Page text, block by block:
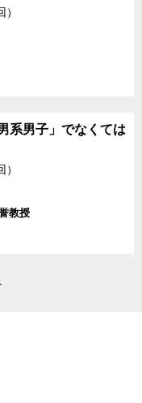
系男子」でなくては
教授